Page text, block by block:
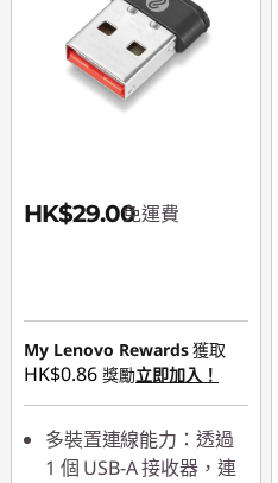
HK$29.00免運費
My Lenovo Rewards獲取
HK$0.86 獎勵立即加入！
多裝置連線能力：透過
1 個 USB-A 接收器，連